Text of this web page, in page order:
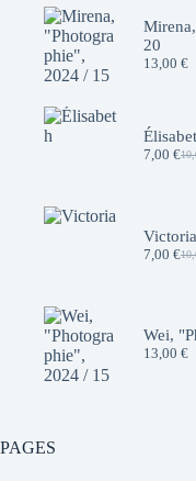
20
13,00 €
Le
7,00 €Le
Victoria
Le
7,00 €Le
Wei,
13,00 €
PAGES